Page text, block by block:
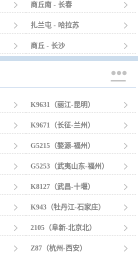
 商丘南 - 长春 
 扎兰屯 - 哈拉苏 
 商丘 - 长沙 

 K9631（丽江-昆明） 
 K9671（长征-兰州） 
 G5215（婺源-福州） 
 G5253（武夷山东-福州） 
 K8127（武昌-十堰） 
 K943（牡丹江-石家庄） 
 2105（阜新-北京北） 
 Z87（杭州-西安） 